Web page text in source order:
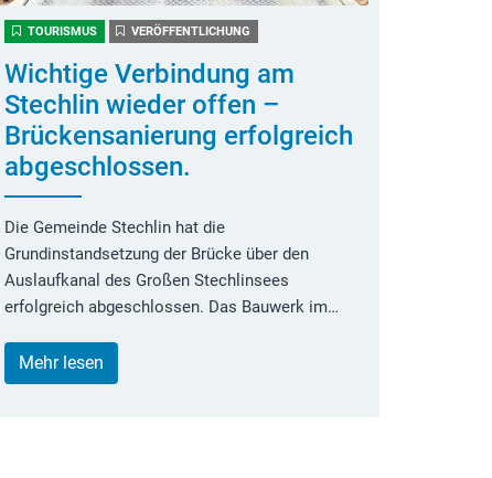
TOURISMUS VERÖFFENTLICHUNG
Wichtige Verbindung am
Stechlin wieder offen –
Brückensanierung erfolgreich
abgeschlossen.
Die Gemeinde Stechlin hat die
Grundinstandsetzung der Brücke über den
Auslaufkanal des Großen Stechlinsees
erfolgreich abgeschlossen. Das Bauwerk im…
Mehr lesen